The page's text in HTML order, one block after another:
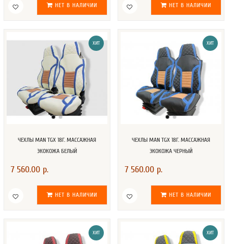
НЕТ В НАЛИЧИИ НЕТ В НАЛИЧИИ
ХИТ
ЧЕХЛЫ MAN TGX 18Г. МАССАЖНАЯ
ЭКОКОЖА БЕЛЫЙ
7 560.00 р.
НЕТ В НАЛИЧИИ
ХИТ
ЧЕХЛЫ MAN TGX 18Г. МАССАЖНАЯ
ЭКОКОЖА ЧЕРНЫЙ
7 560.00 р.
НЕТ В НАЛИЧИИ
ХИТ ХИТ